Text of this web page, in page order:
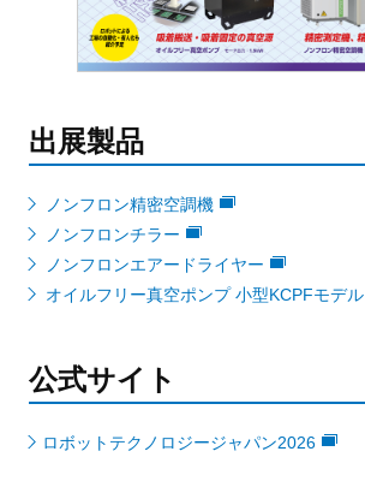
出展製品
ノンフロン精密空調機
ノンフロンチラー
ノンフロンエアードライヤー
オイルフリー真空ポンプ 小型KCPFモデル
公式サイト
ロボットテクノロジージャパン2026